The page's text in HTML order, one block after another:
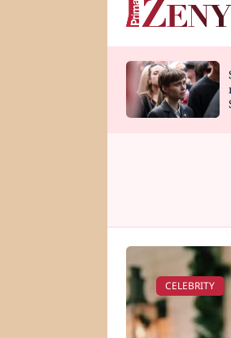
Horoskopy
HOROSKOP NA
CELEBRITY